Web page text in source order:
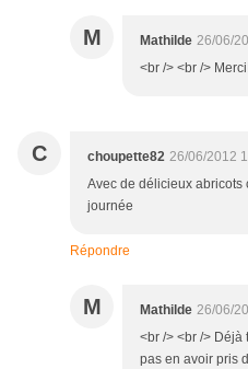
M Mathilde 26/06/
<br /> <br />
C choupette82 26/06/2012
Avec de délicieux abricots
journée
Répondre
M Mathilde 26/06/
<br /> <br /> Déjà
pas en avoir pris